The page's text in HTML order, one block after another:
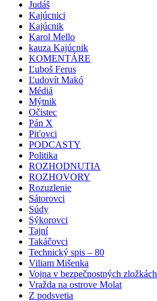
Judáš
Kajúcnici
Kajúcnik
Karol Mello
kauza Kajúcnik
KOMENTÁRE
Ľuboš Ferus
Ľudovít Makó
Médiá
Mýtnik
Očistec
Pán X
Piťovci
PODCASTY
Politika
ROZHODNUTIA
ROZHOVORY
Rozuzlenie
Sátorovci
Súdy
Sýkorovci
Tajní
Takáčovci
Technický spis – 80
Viliam Mišenka
Vojna v bezpečnostných zložkách
Vražda na ostrove Molat
Z podsvetia